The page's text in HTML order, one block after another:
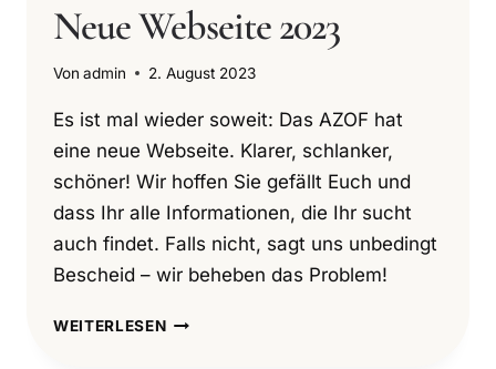
Neue Webseite 2023
Von admin 2. August 2023
Es ist mal wieder soweit: Das AZOF hat
eine neue Webseite. Klarer, schlanker,
schöner! Wir hoffen Sie gefällt Euch und
dass Ihr alle Informationen, die Ihr sucht
auch findet. Falls nicht, sagt uns unbedingt
Bescheid – wir beheben das Problem!
WEITERLESENNEUE